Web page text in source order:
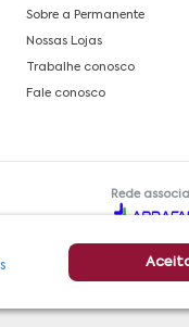
Sobre a Permanente
Nossas Lojas
Trabalhe conosco
Fale conosco
Rede